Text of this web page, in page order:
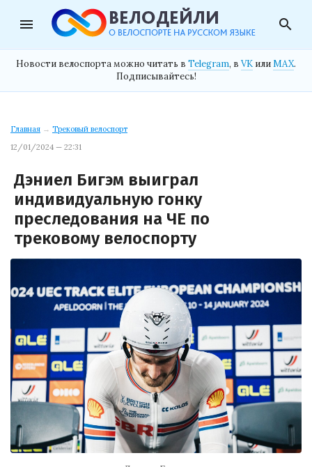
menu search
Новости велоспорта можно читать в Telegram, в VK илиMAX.
Подписывайтесь!
Главная → Трековый велоспорт
12/01/2024 — 22:31
Дэниел Бигэм выиграл
индивидуальную гонку
преследования на ЧЕ по
трековому велоспорту